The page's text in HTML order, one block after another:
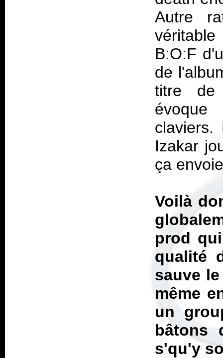
Autre
B:O:F
de
titre de
claviers.
Izakar
ça
Voilà
prod
qualité
sauve
même
un
bâtons
s'qu'y